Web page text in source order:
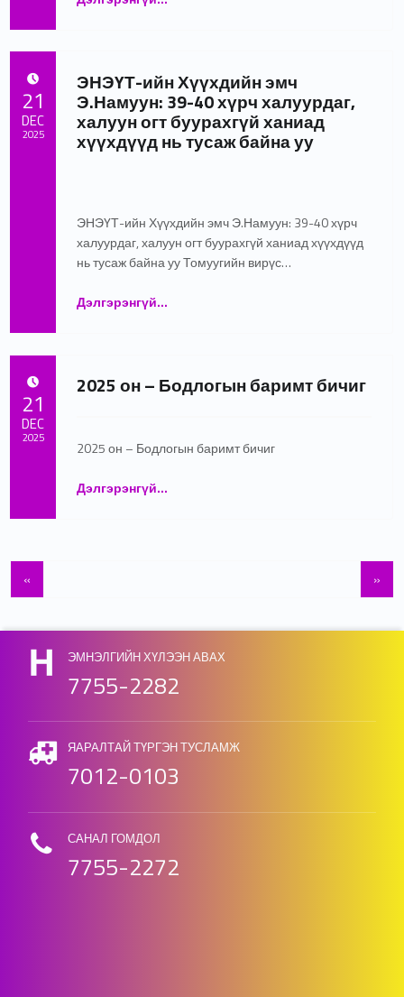
ЭНЭҮТ-ийн Хүүхдийн эмч
Э.Намуун: 39-40 хүрч халуурдаг,
халуун огт буурахгүй ханиад
хүүхдүүд нь тусаж байна уу
ЭНЭҮТ-ийн Хүүхдийн эмч Э.Намуун: 39-40 хүрч
халуурдаг, халуун огт буурахгүй ханиад хүүхдүүд
нь тусаж байна уу Томуугийн вирүс…
Дэлгэрэнгүй“ЭНЭҮТ-ийн Хүүхдийн эмч Э.Намуун: 39-40 хүрч халуурдаг, халуун огт буурахгүй ханиад хүүхдүүд нь тусаж байна уу”
…
POSTED ON:21
DEC
2025
2025 он – Бодлогын баримт бичиг
2025 он – Бодлогын баримт бичиг
Дэлгэрэнгүй“2025 он – Бодлогын баримт бичиг”
…
POSTED ON:21
DEC
2025
« »
ЭМНЭЛГИЙН ХҮЛЭЭН АВАХ
7755-2282
ЯАРАЛТАЙ ТҮРГЭН ТУСЛАМЖ
7012-0103
САНАЛ ГОМДОЛ
7755-2272